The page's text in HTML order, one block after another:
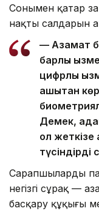
Сонымен қатар
нақты салдарын
— Азамат
барлық
цифрлық
қашықтан
Демек,
қол
Сарапшылардың
негізгі сұрақ —
басқару құқығы